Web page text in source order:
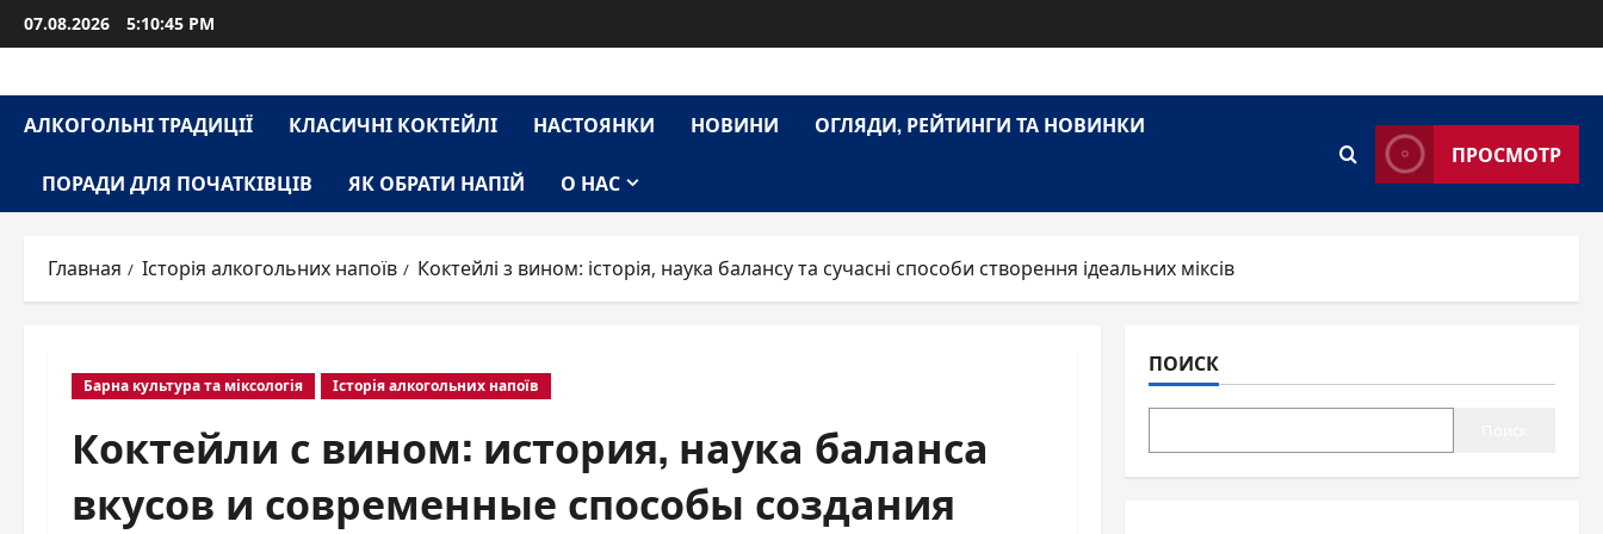
Перейти
к
07.08.2026 5:10:46 PM
АЛКОГОЛЬНІ ТРАДИЦІЇ КЛАСИЧНІ КОКТЕЙЛІ НАСТОЯНКИ НОВИНИ ОГЛЯДИ, РЕЙТИНГИ ТА НОВИНКИ
ПОРАДИ ДЛЯ ПОЧАТКІВЦІВ ЯК ОБРАТИ НАПІЙ О НАС
ПРОСМОТР
Главная Історія алкогольних напоїв Коктейлі з вином: історія, наука балансу та сучасні способи створення ідеальних міксів
Барна культура та міксологія Історія алкогольних напоїв
Коктейли с вином: история, наука баланса
вкусов и современные способы создания
ПОИСК